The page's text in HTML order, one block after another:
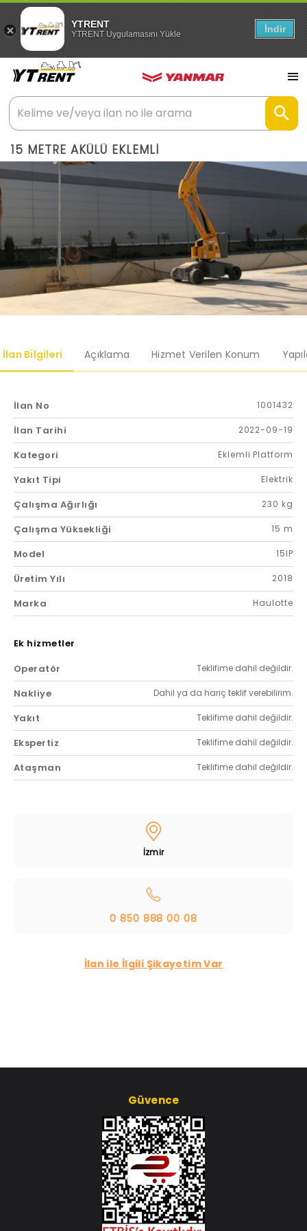
YTRENT
YTRENT Uygulamasını Yükle İndir
15 METRE AKÜLÜ EKLEMLİ
İlan Bilgileri Açıklama Hizmet Verilen Konum
İlan No 1001432
İlan Tarihi 2022-09-19
Kategori Eklemli Platform
Yakıt Tipi Elektrik
Çalışma Ağırlığı 230 kg
Çalışma Yüksekliği 15 m
Model 15IP
Üretim Yılı 2018
Marka Haulotte
Ek hizmetler
Operatör
Teklifime dahil değildir.
Nakliye Dahil ya da hariç teklif verebilirim.
Yakıt Teklifime dahil değildir.
Ekspertiz Teklifime dahil değildir.
Ataşman Teklifime dahil değildir.
İzmir
0 850 888 00 08
İlan ile İlgili Şikayetim Var
Güvence